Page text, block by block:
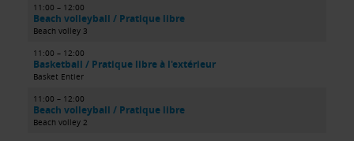
11:00 – 12:00
Beach volleyball / Pratique libre
Beach volley 3
11:00 – 12:00
Basketball / Pratique libre à l'extérieur
Basket Entier
11:00 – 12:00
Beach volleyball / Pratique libre
Beach volley 2